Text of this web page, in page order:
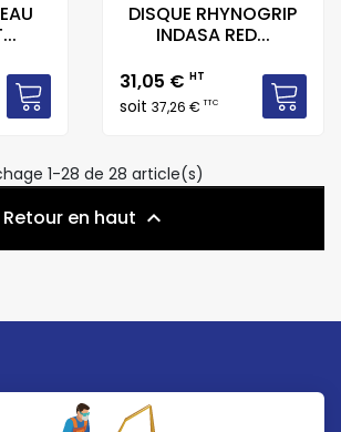
DISQUE RHYNOGRIP
INDASA RED...
Prix
31,05 € HT
soit 37,26 €TTC
1-28 de 28 article(s)
Retour en haut 